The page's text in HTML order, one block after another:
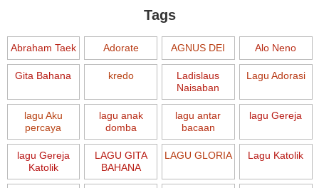
Tags
Abraham Taek Adorate AGNUS DEI Alo Neno
Gita Bahana kredo
Ladislaus
Naisaban
Lagu Adorasi
lagu Aku
percaya
lagu anak
domba
lagu antar
bacaan
lagu Gereja
lagu Gereja
Katolik
LAGU GITA
BAHANA
LAGU GLORIA Lagu Katolik